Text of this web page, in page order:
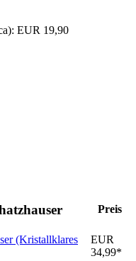
EUR 19,90
Preis
(Kristallklares
EUR
34,99*